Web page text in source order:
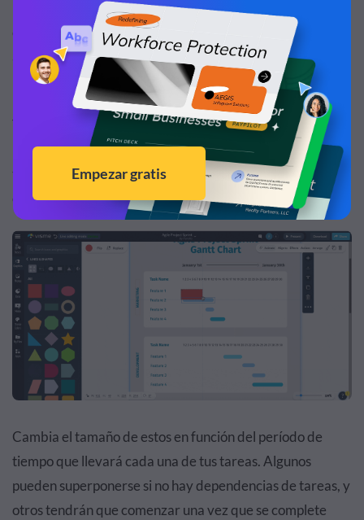
En la parte superior de tu diagrama de Gantt, deberás
cambiar las fechas o el período de tiempo para adaptarse
a tu proyecto. Luego, deberás ajustar la línea de tiempo
para cada tarea.
Tu línea de tiempo consistirá en formas pequeñas que
puedes ajustar fácilmente según el tiempo que deba
tomar cada una de tus tareas. Simplemente, haz clic en
cada lado del rectángulo y arrástralo hasta el punto.
Cambia el tamaño de estos en función del período de
tiempo que llevará cada una de tus tareas. Algunos
pueden superponerse si no hay dependencias de tareas, y
otros tendrán que comenzar una vez que se complete